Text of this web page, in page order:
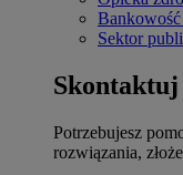
Sektor
Skontaktuj
Potrzebujesz
rozwiązania,